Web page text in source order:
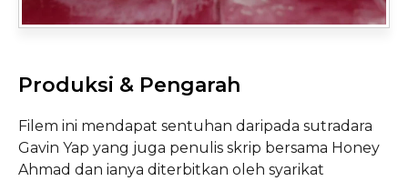
Produksi & Pengarah
Filem ini mendapat sentuhan daripada sutradara
Gavin Yap yang juga penulis skrip bersama Honey
Ahmad dan ianya diterbitkan oleh syarikat